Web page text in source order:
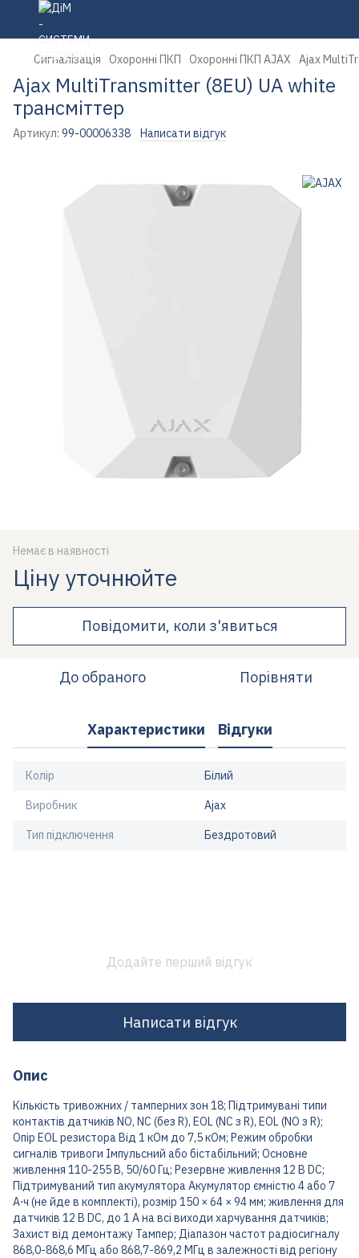
Сигналізація Охоронні ПКП Охоронні ПКП AJAX Ajax
Ajax MultiTransmitter (8EU) UA white
трансміттер
Артикул: 99-00006338 Написати відгук
Немає в наявності
Ціну уточнюйте
Повідомити, коли з'явиться
До обраного Порівняти
Характеристики Відгуки
Колір Білий
Виробник Ajax
Тип підключення Бездротовий
Додайте перший відгук
Написати відгук
Опис
Кількість тривожних / тамперних зон 18; Підтримувані типи
контактів датчиків NO, NC (без R), EOL (NC з R), EOL (NO з R);
Опір EOL резистора Від 1 кОм до 7,5 кОм; Режим обробки
сигналів тривоги Імпульсний або бістабільний; Основне
живлення 110-255 В, 50/60 Гц; Резервне живлення 12 В DC;
Підтримуваний тип акумулятора Акумулятор ємністю 4 або 7
А⋅ч (не йде в комплекті), розмір 150 × 64 × 94 мм; живлення для
датчиків 12 В DC, до 1 A на всі виходи харчування датчиків;
Захист від демонтажу Тампер; Діапазон частот радіосигналу
868,0-868,6 МГц або 868,7-869,2 МГц в залежності від регіону